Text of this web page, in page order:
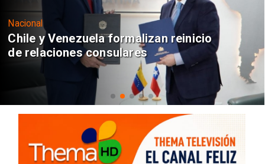
Nacional
Chile y Venezuela formalizan reinicio
de relaciones consulares